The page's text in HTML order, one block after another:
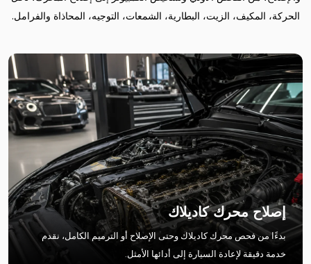
الحركة، المكيف، الزيت، البطارية، الشمعات، التوجيه، المحاذاة والفرامل.
إصلاح محرك كاديلاك
بدءًا من فحص محرك كاديلاك وحتى الإصلاح أو الترميم الكامل، نقدم
خدمة دقيقة لإعادة السيارة إلى أدائها الأمثل.